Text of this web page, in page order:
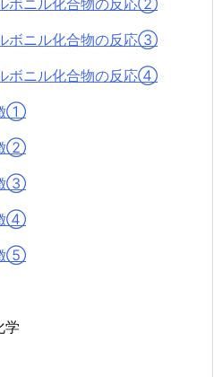
ニル化合物の反応②
ニル化合物の反応③
ニル化合物の反応④
①
②
③
④
⑤
学